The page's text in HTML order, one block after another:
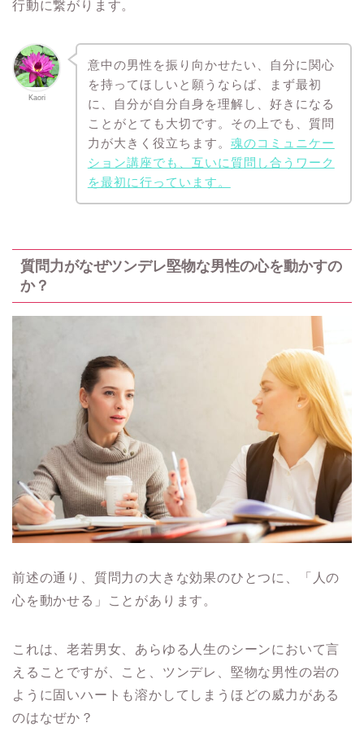
行動に繋がります。
Kaori
意中の男性を振り向かせたい、自分に関心
を持ってほしいと願うならば、まず最初
に、自分が自分自身を理解し、好きになる
ことがとても大切です。その上でも、質問
力が大きく役立ちます。 魂のコミュニケー
ション講座でも、互いに質問し合うワーク
を最初に行っています。
質問力がなぜツンデレ堅物な男性の心を動かすの
か？
前述の通り、質問力の大きな効果のひとつに、「人の
心を動かせる」ことがあります。
これは、老若男女、あらゆる人生のシーンにおいて言
えることですが、こと、ツンデレ、堅物な男性の岩の
ように固いハートも溶かしてしまうほどの威力がある
のはなぜか？